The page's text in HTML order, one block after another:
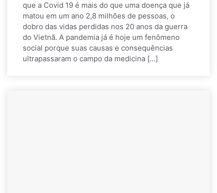
que a Covid 19 é mais do que uma doença que já
matou em um ano 2,8 milhões de pessoas, o
dobro das vidas perdidas nos 20 anos da guerra
do Vietnã. A pandemia já é hoje um fenômeno
social porque suas causas e consequências
ultrapassaram o campo da medicina […]